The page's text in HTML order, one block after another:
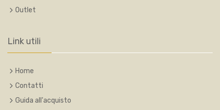
Outlet
Link utili
Home
Contatti
Guida all'acquisto